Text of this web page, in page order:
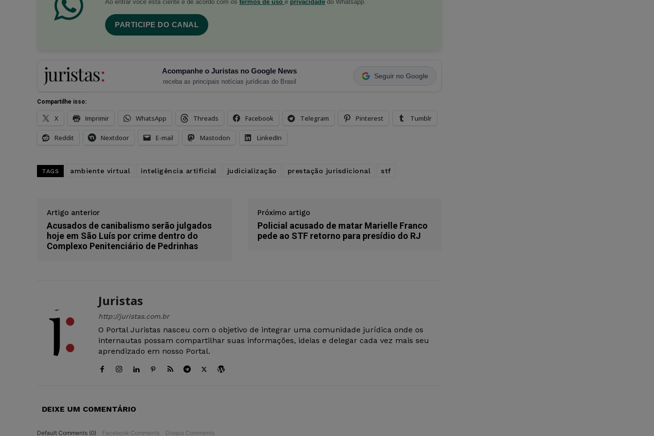
Ao entrar você está ciente e de acordo com os termos de uso e privacidade do Whatsapp.
PARTICIPE DO CANAL
Acompanhe o Juristas no Google News
receba as principais notícias jurídicas do Brasil
Seguir no Google
Compartilhe isso:
X Imprimir WhatsApp Threads Facebook Telegram Pinterest Tumblr
Reddit Nextdoor E-mail Mastodon LinkedIn
TAGS ambiente virtual inteligência artificial judicialização prestação jurisdicional stf
Artigo anterior
Acusados de canibalismo serão julgados
hoje em São Luís por crime dentro do
Complexo Penitenciário de Pedrinhas
Próximo artigo
Policial acusado de matar Marielle Franco
pede ao STF retorno para presídio do RJ
Juristas
http://juristas.com.br
O Portal Juristas nasceu com o objetivo de integrar uma comunidade jurídica onde os
internautas possam compartilhar suas informações, ideias e delegar cada vez mais seu
aprendizado em nosso Portal.
DEIXE UM COMENTÁRIO
Default Comments (0) Facebook Comments Disqus Comments